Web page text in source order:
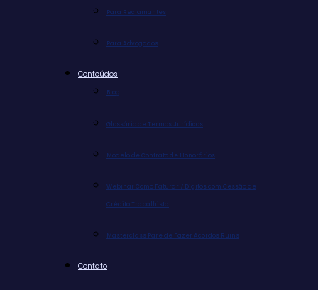
Para Reclamantes
Para Advogados
Conteúdos
Blog
Glossário de Termos Jurídicos
Modelo de Contrato de Honorários
Webinar Como Faturar 7 Dígitos com Cessão de
Crédito Trabalhista
Masterclass Pare de Fazer Acordos Ruins
Contato